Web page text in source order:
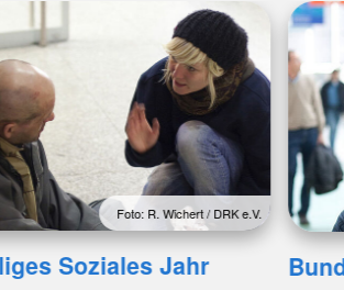
Foto: R. Wichert / DRK e.V.
Soziales Jahr